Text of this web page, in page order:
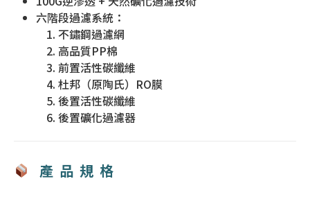
六階段過濾系統：
不鏽鋼過濾網
高品質PP棉
前置活性碳纖維
杜邦（原陶氏）RO膜
後置活性碳纖維
後置礦化過濾器
產品規格